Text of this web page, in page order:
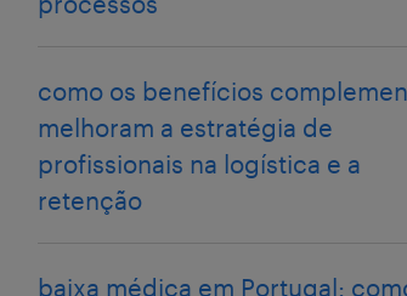
como os benefícios
melhoram a estratégia de
profissionais na logística e a
retenção
baixa médica em Portugal: